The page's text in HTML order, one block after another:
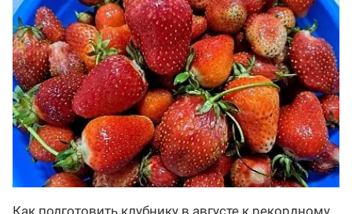
Как подготовить клубнику в августе к рекордному